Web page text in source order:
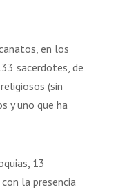
en los
sacerdotes, de
(sin
y uno que ha
13
la presencia